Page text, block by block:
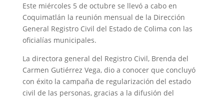
Este miércoles 5 de octubre se llevó a cabo en
Coquimatlán la reunión mensual de la Dirección
General Registro Civil del Estado de Colima con las
oficialías municipales.
La directora general del Registro Civil, Brenda del
Carmen Gutiérrez Vega, dio a conocer que concluyó
con éxito la campaña de regularización del estado
civil de las personas, gracias a la difusión del